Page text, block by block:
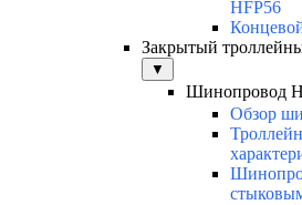
HFP56
Закрытый
▼
Шинопровод
Обзор